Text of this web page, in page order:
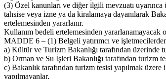
(3) Özel kanunları ve diğer ilgili mevzuatı
tahsise veya izne ya da kiralamaya dayanılarak
ertelemesinden yararlanır.
Kullanım bedeli ertelemesinden yararlanamayacak
MADDE 6 – (1) Belgeli yatırımcı ve
a) Kültür ve Turizm Bakanlığı tarafından üzerinde
b) Orman ve Su İşleri Bakanlığı tarafından turizm
c) Bakanlık tarafından turizm tesisi yapılmak
yapılmayanlar,